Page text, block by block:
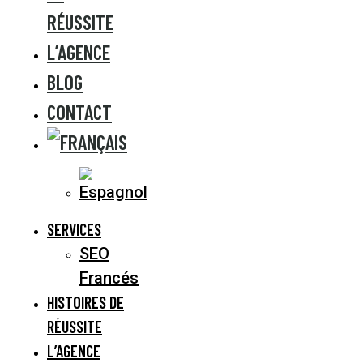
RÉUSSITE
L’AGENCE
BLOG
CONTACT
SERVICES
SEO
Francés
HISTOIRES DE
RÉUSSITE
L’AGENCE